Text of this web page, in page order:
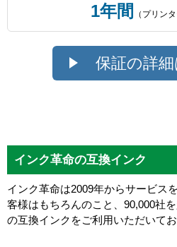
1年間 （プリン
保証の詳
インク革命の互換インク
インク革命は2009年からサービス
客様はもちろんのこと、90,000社
の互換インクをご利用いただいてお